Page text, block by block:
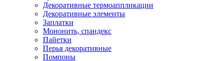
Декоративные термоаппликации
Декоративные элементы
Заплатки
Мононить, спандекс
Пайетки
Перья декоративные
Помпоны